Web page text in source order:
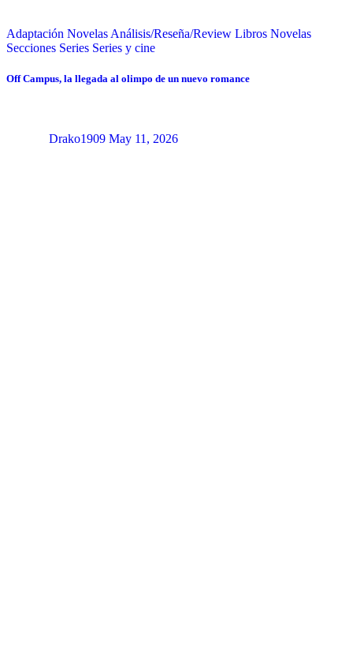
Adaptación Novelas Análisis/Reseña/Review Libros Novelas
Secciones Series Series y cine
Off Campus, la llegada al olimpo de un nuevo romance
Drako1909 May 11, 2026